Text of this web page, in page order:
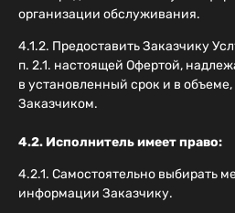
организации обслуживания.
4.1.2. Предоставить Заказчику
п. 2.1. настоящей Офертой,
в установленный срок и в
Заказчиком.
4.2. Исполнитель имеет право:
4.2.1. Самостоятельно выбирать
информации Заказчику.